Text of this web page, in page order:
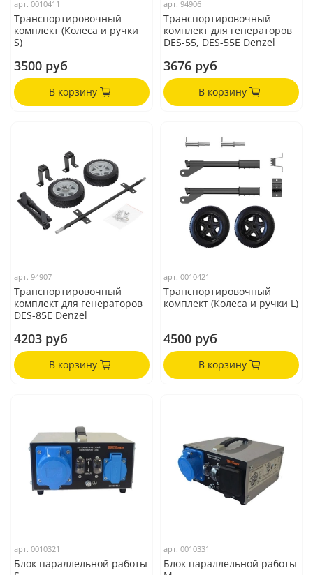
арт.0010411
Транспортировочный
комплект (Колеса и ручки
S)
3500 руб
В корзину
арт.94906
Транспортировочный
комплект для генераторов
DES-55, DES-55E Denzel
3676 руб
В корзину
арт.94907
Транспортировочный
комплект для генераторов
DES-85E Denzel
4203 руб
В корзину
арт.0010421
Транспортировочный
комплект (Колеса и ручки L)
4500 руб
В корзину
арт.0010321
Блок параллельной работы
арт.0010331
Блок параллельной работы